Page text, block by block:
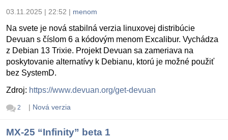
03.11.2025 | 22:52 | menom
Na svete je nová stabilná verzia linuxovej distribúcie
Devuan s číslom 6 a kódovým menom Excalibur. Vychádza
z Debian 13 Trixie. Projekt Devuan sa zameriava na
poskytovanie alternatívy k Debianu, ktorú je možné použiť
bez SystemD.
Zdroj: https://www.devuan.org/get-devuan
2 | Nová verzia
MX-25 “Infinity” beta 1